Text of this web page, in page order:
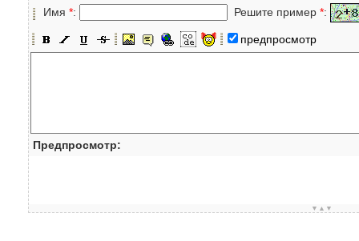
Имя *: Решите пример *:
предпросмотр
Предпросмотр:
▼▲▼